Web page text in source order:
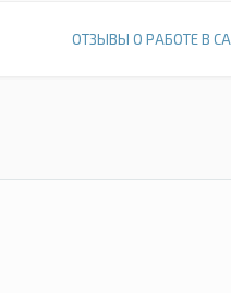
ОТЗЫВЫ О РАБОТЕ В